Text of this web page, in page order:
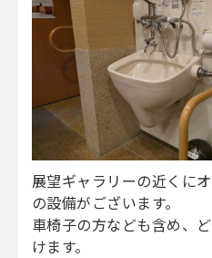
展望ギャラリーの近くに
の設備がございます。
車椅子の方なども含め、
けます。